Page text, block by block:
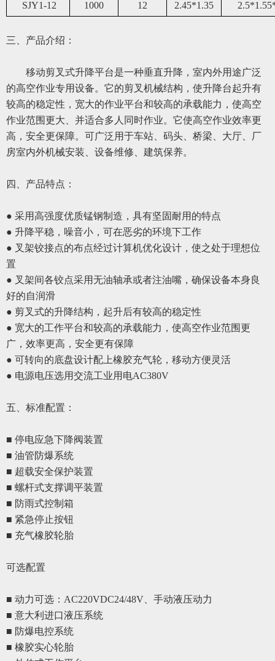
SJY1-12
1000 12 2.45*1.35
三、 产品介绍：
移动剪叉式升降平台是一种垂直升降，室内外用途广泛
的高空作业专用设备。它的剪叉机械结构，使升降台起升有
较高的稳定性，宽大的作业平台和较高的承载能力，使高空
作业范围更大、并适合多人同时作业。它使高空作业效率更
高，安全更保障。可广泛用于车站、码头、桥梁、大厅、厂
房室内外机械安装、设备维修、建筑保养。
四、 产品特点：
● 采用高强度优质锰钢制造，具有坚固耐用的特点
● 升降平稳，噪音小，可在恶劣的环境下工作
● 叉架铰接点的布点经过计算机优化设计，使之处于理想位
置
● 叉架间各铰点采用无油轴承或者注油嘴，确保设备本身良
好的自润滑
● 剪叉式的升降结构，起升后有较高的稳定性
● 宽大的工作平台和较高的承载能力，使高空作业范围更
广，效率更高，安全更有保障
● 可转向的底盘设计配上橡胶充气轮，移动方便灵活
● 电源电压选用交流工业用电AC380V
五、 标准配置 ：
■ 停电应急下降阀装置
■ 油管防爆系统
■ 超载安全保护装置
■ 螺杆式支撑调平装置
■ 防雨式控制箱
■ 紧急停止按钮
■ 充气橡胶轮胎
可选配置
■ 动力可选：AC220VDC24/48V、手动液压动力
■ 意大利进口液压系统
■ 防爆电控系统
■ 橡胶实心轮胎